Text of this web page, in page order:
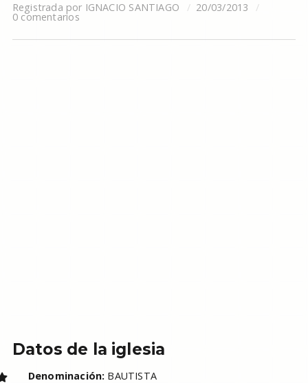
Registrada por IGNACIO SANTIAGO 20/03/2013
0 comentarios
Datos de la iglesia
Denominación: BAUTISTA